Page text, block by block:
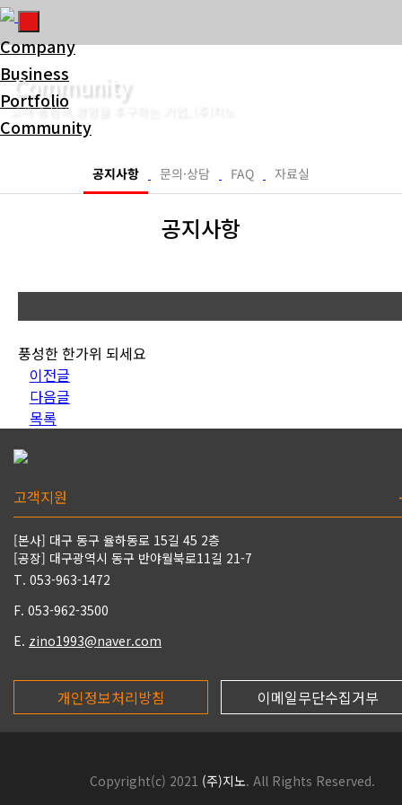
Company
Business
Portfolio
Community
Community
고객 중심의 경영을 추구하는 기업, (주)지노
공지사항 문의·상담 FAQ 자료실
공지사항
풍성한 한가위 되세요
이전글
다음글
목록
고객지원
[본사] 대구 동구 율하동로 15길 45 2층
[공장] 대구광역시 동구 반야월북로11길 21-7
T. 053-963-1472
F. 053-962-3500
E. zino1993@naver.com
개인정보처리방침 이메일무단수집거부
Copyright(c) 2021 (주)지노. All Rights Reserved.